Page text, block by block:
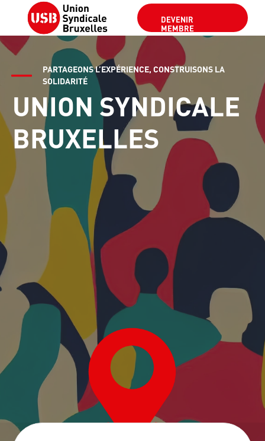
DEVENIR
MEMBRE
PARTAGEONS L’EXPÉRIENCE, CONSTRUISONS LA
SOLIDARITÉ
UNION SYNDICALE
BRUXELLES